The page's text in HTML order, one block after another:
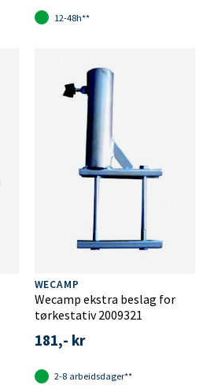
12-48h**
WECAMP
Wecamp ekstra beslag for
tørkestativ 2009321
181,- kr
2-8 arbeidsdager**